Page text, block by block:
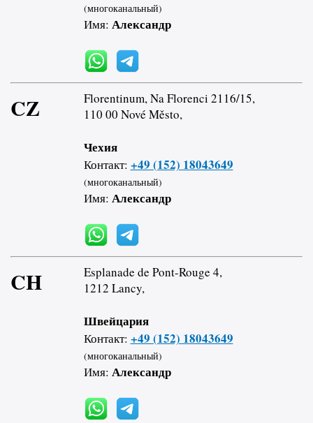
(многоканальный)
Имя: Александр
CZ
Florentinum, Na Florenci 2116/15,
110 00 Nové Město,
Чехия
Контакт: +49 (152) 18043649
(многоканальный)
Имя: Александр
CH
Esplanade de Pont-Rouge 4,
1212 Lancy,
Швейцария
Контакт: +49 (152) 18043649
(многоканальный)
Имя: Александр